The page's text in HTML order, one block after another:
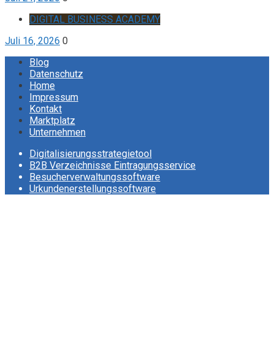
DIGITAL BUSINESS ACADEMY
Juli 16, 2026 0
Blog
Datenschutz
Home
Impressum
Kontakt
Marktplatz
Unternehmen
Digitalisierungsstrategietool
B2B Verzeichnisse Eintragungsservice
Besucherverwaltungssoftware
Urkundenerstellungssoftware